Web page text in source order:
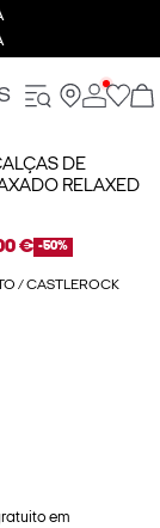
DE
RELAXED
€ -50%
/ CASTLEROCK
em